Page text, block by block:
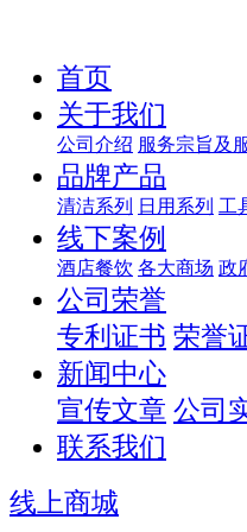
首页
关于我们
公司介绍 服务宗旨及
品牌产品
清洁系列 日用系列 工
线下案例
酒店餐饮 各大商场 政
公司荣誉
专利证书 荣誉
新闻中心
宣传文章 公司
联系我们
线上商城